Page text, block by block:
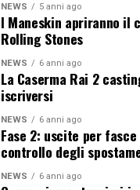
NEWS 5 anni ago
I Maneskin apriranno il
Rolling Stones
NEWS 6 anni ago
La Caserma Rai 2
iscriversi
NEWS 6 anni ago
Fase 2: uscite per fasce
controllo degli
NEWS 6 anni ago